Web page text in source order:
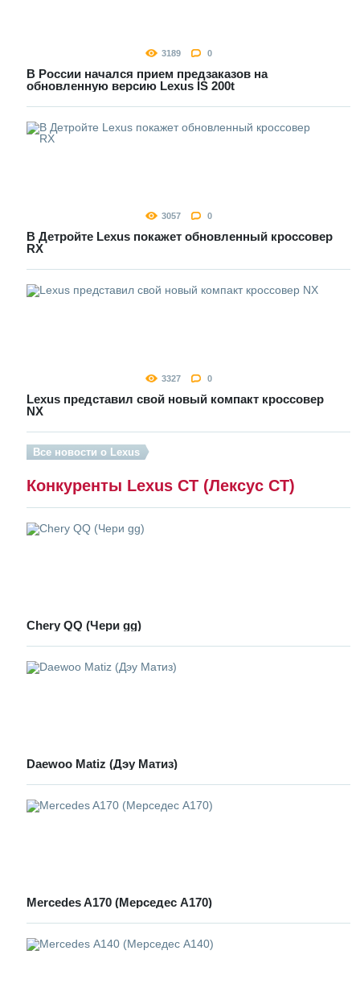
3189 0
В России начался прием предзаказов на
обновленную версию Lexus IS 200t
3057 0
В Детройте Lexus покажет обновленный кроссовер
RX
3327 0
Lexus представил свой новый компакт кроссовер
NX
Все новости о Lexus
Конкуренты Lexus CT (Лексус СТ)
Chery QQ (Чери gg)
Daewoo Matiz (Дэу Матиз)
Mercedes A170 (Мерседес А170)